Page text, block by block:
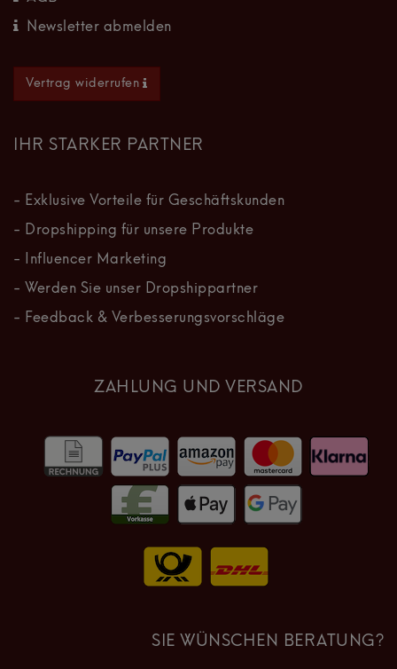
Newsletter abmelden
Vertrag widerrufen
IHR STARKER PARTNER
- Exklusive Vorteile für Geschäftskunden
- Dropshipping für unsere Produkte
- Influencer Marketing
- Werden Sie unser Dropshippartner
- Feedback & Verbesserungsvorschläge
ZAHLUNG UND VERSAND
SIE WÜNSCHEN BERATUNG?